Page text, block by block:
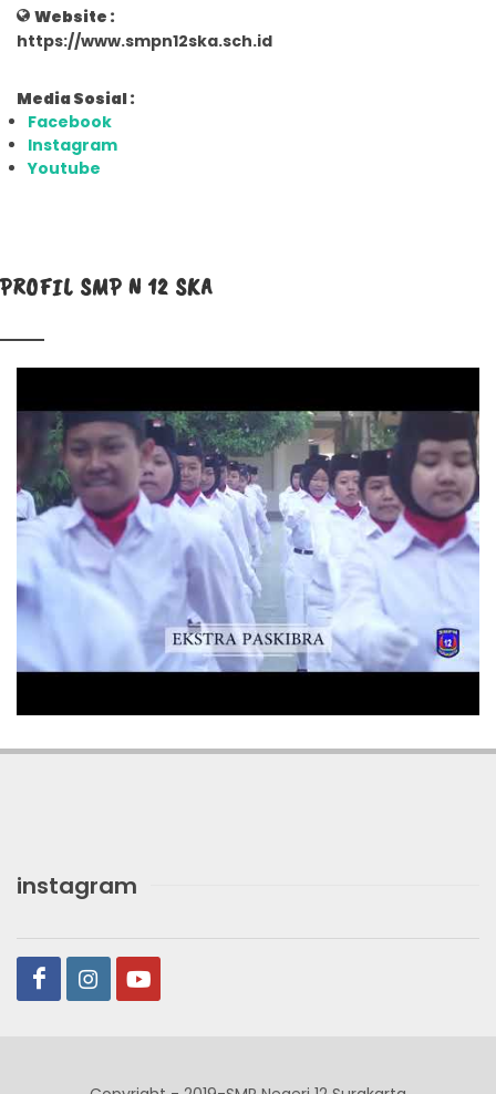
Website :
https://www.smpn12ska.sch.id
Media Sosial :
Facebook
Instagram
Youtube
PROFIL SMP N 12 SKA
instagram